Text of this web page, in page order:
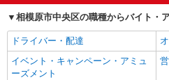
求人が充実しています。バスは、神奈
が運行しています。道路は国道１６号
Ｒ相模原線に並行して通っています。
店、郊外型飲食店、ドラッグストア、
が数多く出店しているため、接客や販
区内には大手機械メーカーの事業本部
相模原市中央区の職種からバイト・
ドライバー・配達
イベント・キャンペーン・アミュ
ーズメント